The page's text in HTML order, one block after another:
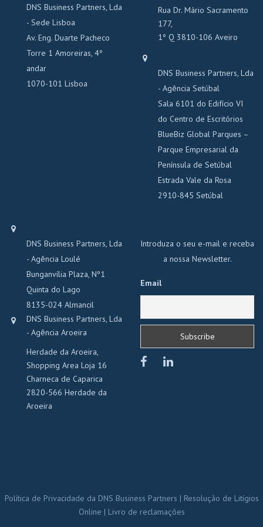
DNS Business Partners, Lda
- Sede Lisboa
Av. Eng. Duarte Pacheco
Torre 1 Amoreiras, 4º
andar
1070-101 Lisboa
Rua Dr. Mário Sacramento
177,
1º Q 3810-106 Aveiro
DNS Business Partners, Lda
- Agência Setúbal
Sala 6101 do Edifício VI
do Centro de Escritórios
BlueBiz Global Parques –
Parque Empresarial da
Península de Setúbal
Estrada Vale da Rosa
2910-845 Setúbal
DNS Business Partners, Lda
- Agência Loulé
Bunganvília Plaza, Nº1
Quinta do Lago
8135-024 Almancil
DNS Business Partners, Lda
- Agência Aroeira
Herdade da Aroeira,
Shopping Area Loja 16
Charneca de Caparica
2820-566 Herdade da
Aroeira
Introduza o seu e-mail e receba
a nossa Newsletter.
Email
Política de Privacidade da DNS Business Partners | Resolução de Litígios
Online | Livro de reclamações